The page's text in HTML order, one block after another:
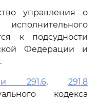
управления о
к подсудности
Федерации и
291.6, 291.8
кодекса